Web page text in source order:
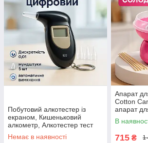
Побутовий алкотестер із
екраном, Кишеньковий
алкометр, Алкотестер тест
Драгер PV-60
Немає в наявності
Апарат
Cotton
апарат
домашніх
В
715 ₴ 1